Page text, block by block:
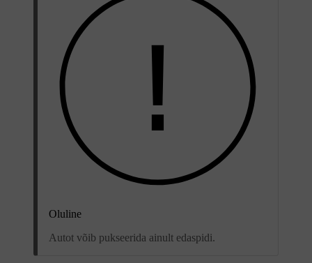
Oluline
Autot võib pukseerida ainult edaspidi.